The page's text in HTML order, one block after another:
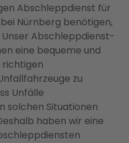
Abschleppdienst für
Nürnberg benötigen,
Abschleppdienst-
eine bequeme und
richtigen
zu
Unfälle
solchen Situationen
haben wir eine